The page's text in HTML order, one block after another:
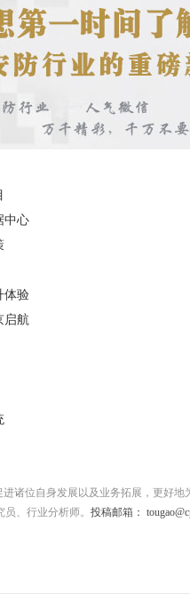
中心
体验
启航
诸位自身发展以及业务拓展，更好
、行业分析师。 投稿邮箱：